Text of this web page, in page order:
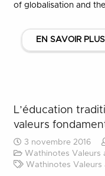
of globalisation and
EN SAVOIR PLUS
L’éducation
valeurs
3 novembre 2016
Wathinotes Valeurs
Wathinotes Valeurs